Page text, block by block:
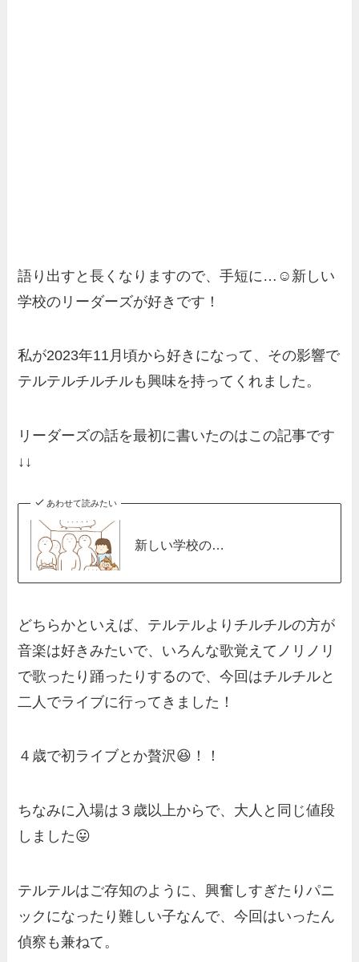
語り出すと長くなりますので、手短に…☺️新しい
学校のリーダーズが好きです！
私が2023年11月頃から好きになって、その影響で
テルテルチルチルも興味を持ってくれました。
リーダーズの話を最初に書いたのはこの記事です
↓↓
あわせて読みたい
新しい学校の…
どちらかといえば、テルテルよりチルチルの方が
音楽は好きみたいで、いろんな歌覚えてノリノリ
で歌ったり踊ったりするので、今回はチルチルと
二人でライブに行ってきました！
４歳で初ライブとか贅沢😆！！
ちなみに入場は３歳以上からで、大人と同じ値段
しました😛
テルテルはご存知のように、興奮しすぎたりパニ
ックになったり難しい子なんで、今回はいったん
偵察も兼ねて。